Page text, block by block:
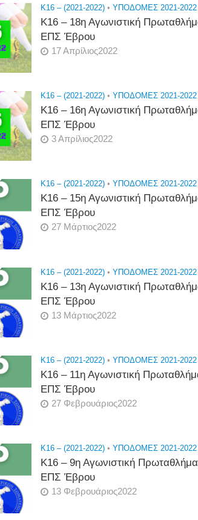
K16 – (2021-2022) • ΥΠΟΔΟΜΕΣ 2021-2022
Κ16 – 18η Αγωνιστική
ΕΠΣ Έβρου
17 Απρίλιος2022
K16 – (2021-2022) • ΥΠΟΔΟΜΕΣ 2021-2022
Κ16 – 16η Αγωνιστική
ΕΠΣ Έβρου
3 Απρίλιος2022
K16 – (2021-2022) • ΥΠΟΔΟΜΕΣ 2021-2022
Κ16 – 15η Αγωνιστική
ΕΠΣ Έβρου
27 Μάρτιος2022
K16 – (2021-2022) • ΥΠΟΔΟΜΕΣ 2021-2022
Κ16 – 13η Αγωνιστική
ΕΠΣ Έβρου
13 Μάρτιος2022
K16 – (2021-2022) • ΥΠΟΔΟΜΕΣ 2021-2022
Κ16 – 11η Αγωνιστική
ΕΠΣ Έβρου
27 Φεβρουάριος2022
K16 – (2021-2022) • ΥΠΟΔΟΜΕΣ 2021-2022
Κ16 – 9η Αγωνιστική
ΕΠΣ Έβρου
13 Φεβρουάριος2022